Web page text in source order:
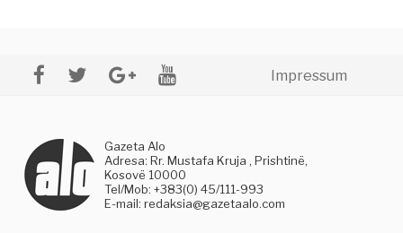
Impressum
Gazeta Alo
Adresa: Rr. Mustafa Kruja , Prishtinë,
Kosovë 10000
Tel/Mob: +383(0) 45/111-993
E-mail:redaksia@gazetaalo.com